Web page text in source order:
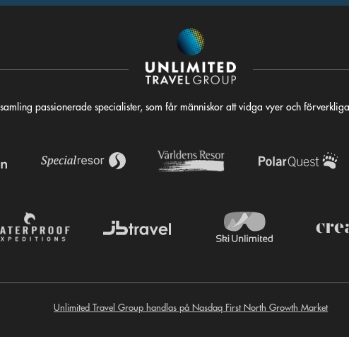
samling passionerade specialister, som får människor att vidga vyer och
Unlimited Travel Group handlas på Nasdaq First North Growth Market